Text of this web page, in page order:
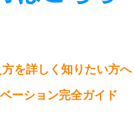
を詳しく知りたい方へ
ーション完全ガイド